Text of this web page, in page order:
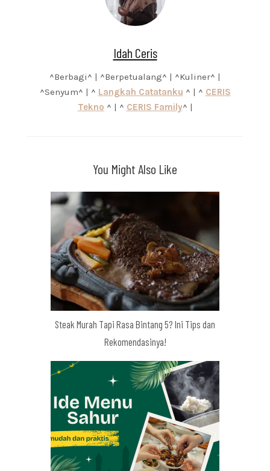
Idah Ceris
^Berbagi^ | ^Berpetualang^ | ^Kuliner^ |
^Senyum^ | ^ Langkah Catatanku ^ | ^ CERIS
Tekno ^ | ^ CERIS Family^ |
You Might Also Like
Steak Murah Tapi Rasa Bintang 5? Ini Tips dan
Rekomendasinya!